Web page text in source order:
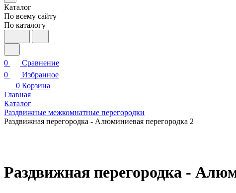
Каталог
По всему сайту
По каталогу
0
Сравнение
0
Избранное
0 Корзина
Главная
Каталог
Раздвижные межкомнатные перегородки
Раздвижная перегородка - Алюминиевая перегородка 2
Раздвижная перегородка -